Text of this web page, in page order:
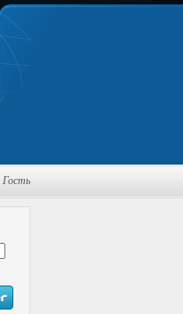
Гость